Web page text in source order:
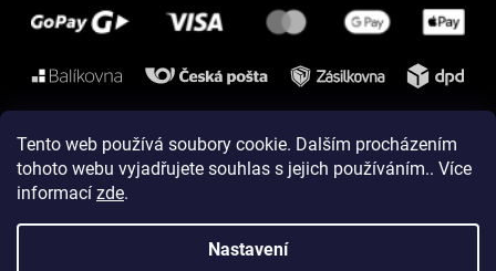
Tento web používá soubory cookie. Dalším procházením
tohoto webu vyjadřujete souhlas s jejich používáním.. Více
informací zde.
Nastavení
Instagram
Vytvořil Shoptet